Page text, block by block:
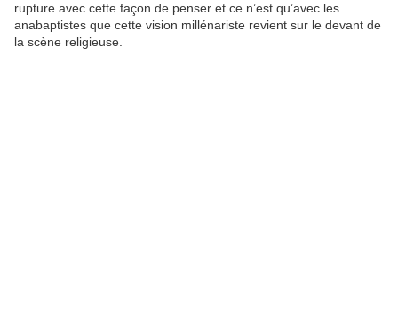
rupture avec cette façon de penser et ce n’est qu’avec les
anabaptistes que cette vision millénariste revient sur le devant de
la scène religieuse.